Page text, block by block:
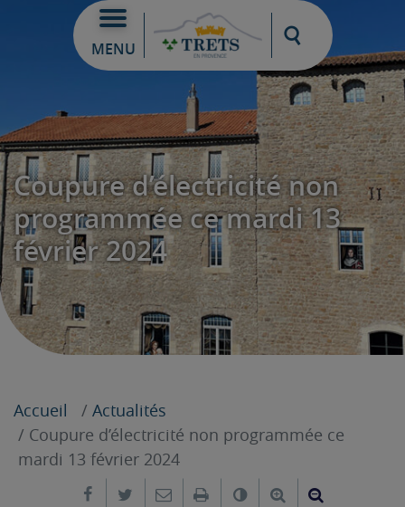
MENU
Moteur de
Coupure d’électricité non
programmée ce mardi 13
février 2024
Accueil
Actualités
Coupure d’électricité non programmée ce
mardi 13 février 2024
Partager sur Facebook
Partager sur Twitter
Envoyer par e-mail
ImprimerChanger leAgrandir le